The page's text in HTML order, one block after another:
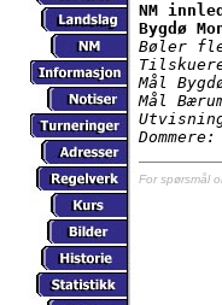
NM
Bygdø
Bøler
Mål
Mål
For spørsmål